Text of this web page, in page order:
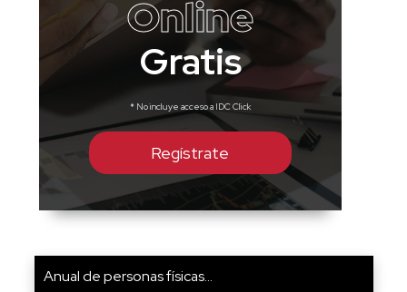
Online
Gratis
* No incluye acceso a IDC Click
Regístrate
Anual de personas físicas...